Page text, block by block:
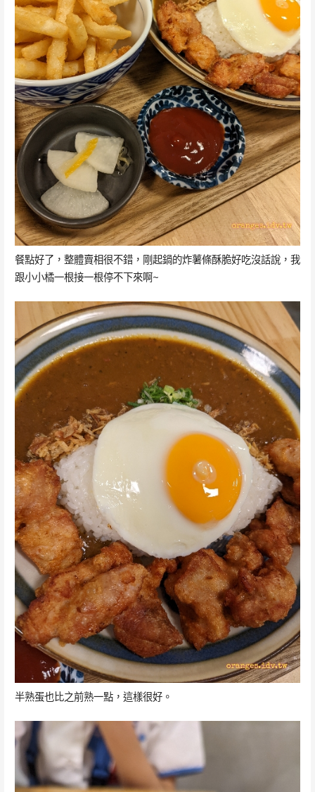
餐點好了，整體賣相很不錯，剛起鍋的炸薯條酥脆好吃沒話說，我
跟小小橘一根接一根停不下來啊~
半熟蛋也比之前熟一點，這樣很好。